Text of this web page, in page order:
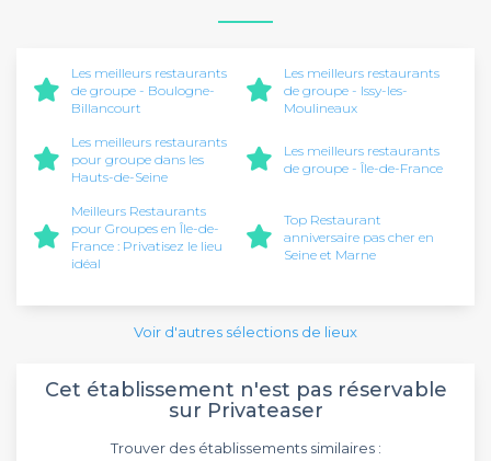
Les meilleurs restaurants
de groupe - Boulogne-
Billancourt
Les meilleurs restaurants
de groupe - Issy-les-
Moulineaux
Les meilleurs restaurants
pour groupe dans les
Hauts-de-Seine
Les meilleurs restaurants
de groupe - Île-de-France
Meilleurs Restaurants
pour Groupes en Île-de-
France : Privatisez le lieu
idéal
Top Restaurant
anniversaire pas cher en
Seine et Marne
Voir d'autres sélections de lieux
Cet établissement n'est pas réservable
sur Privateaser
Trouver des établissements similaires :